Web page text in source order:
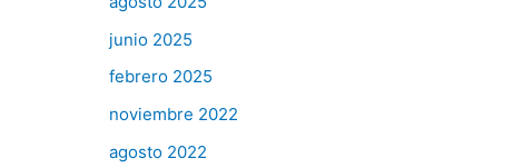
junio 2025
febrero 2025
noviembre 2022
agosto 2022